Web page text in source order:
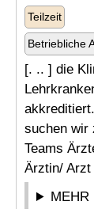
Teilzeit
Betriebliche
[. .. ] die
suchen wir
Teams
Ärztin/ Arzt
MEHR